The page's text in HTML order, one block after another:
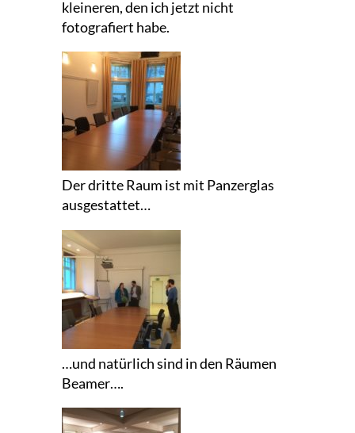
kleineren, den ich jetzt nicht
fotografiert habe.
Der dritte Raum ist mit Panzerglas
ausgestattet…
…und natürlich sind in den Räumen
Beamer….